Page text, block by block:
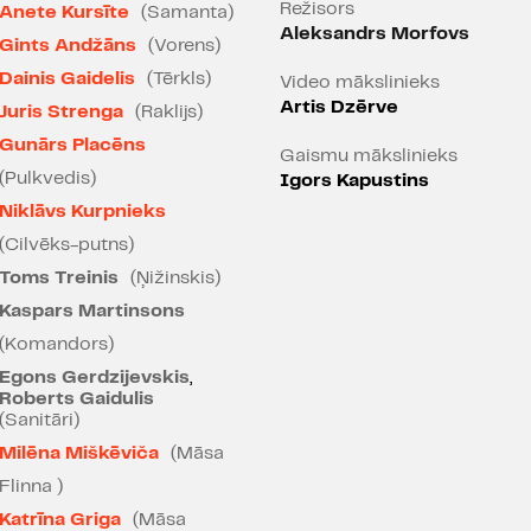
Makmērfijs ir dzimis
sirsnīgais kāršu
slimnīcā nokļuvis,
cienīgs pretinieks māsai
Sistēma samaļ
iekļauties no malas
Anete Kursīte
(Samanta)
Gints Andžāns
(Vorens)
Dainis Gaidelis
(Tērkls)
Juris Strenga
(Raklijs)
Gunārs Placēns
(Pulkvedis)
Niklāvs Kurpnieks
(Cilvēks-putns)
Toms Treinis
(Ņižinskis)
Kaspars Martinsons
(Komandors)
Egons Gerdzijevskis,
Roberts Gaidulis
(Sanitāri)
Milēna Miškēviča
(Māsa
Flinna )
Katrīna Griga
(Māsa
Režisors
Aleksandrs Morfovs
Video mākslinieks
Artis Dzērve
Gaismu mākslinieks
Igors Kapustins